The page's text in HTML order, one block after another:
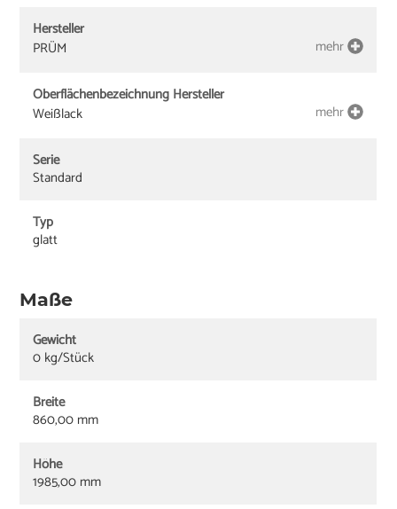
Hersteller
PRÜM
mehr
Oberflächenbezeichnung Hersteller
Weißlack
mehr
Serie
Standard
Typ
glatt
Maße
Gewicht
0 kg/Stück
Breite
860,00 mm
Höhe
1985,00 mm